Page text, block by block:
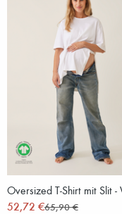
Oversized T-Shirt mit Slit
52,72 €65,90 €